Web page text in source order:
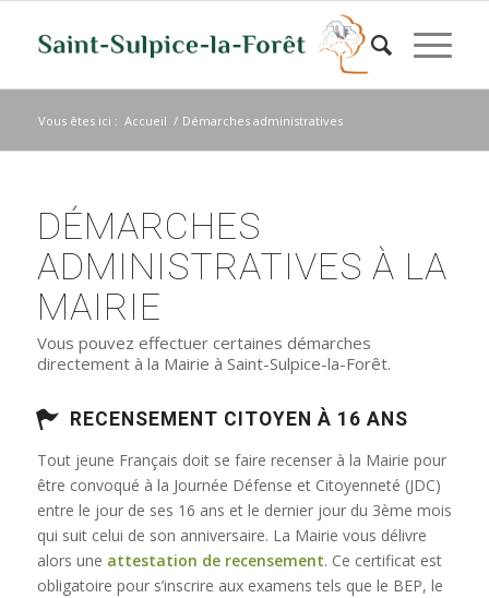
Vous êtes ici : Accueil / Démarches administratives
DÉMARCHES
ADMINISTRATIVES À LA
MAIRIE
Vous pouvez effectuer certaines démarches
directement à la Mairie à Saint-Sulpice-la-Forêt.
RECENSEMENT CITOYEN À 16 ANS
Tout jeune Français doit se faire recenser à la Mairie pour
être convoqué à la Journée Défense et Citoyenneté (JDC)
entre le jour de ses 16 ans et le dernier jour du 3ème mois
qui suit celui de son anniversaire. La Mairie vous délivre
alors une attestation de recensement. Ce certificat est
obligatoire pour s’inscrire aux examens tels que le BEP, le